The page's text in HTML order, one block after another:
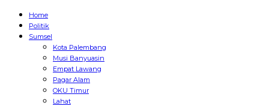
Home
Politik
Sumsel
Kota Palembang
Musi Banyuasin
Empat Lawang
Pagar Alam
OKU Timur
Lahat